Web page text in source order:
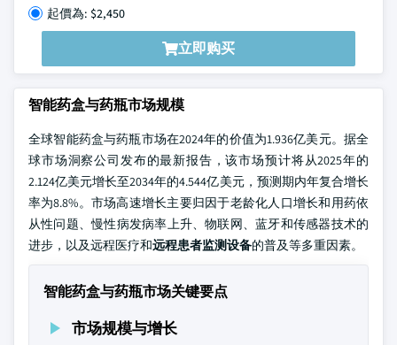
起價為: $2,450
立即购买
智能药盒与药瓶市场规模
全球智能药盒与药瓶市场在2024年的价值为1.936亿美元。据全
球市场洞察公司发布的最新报告，该市场预计将从2025年的
2.124亿美元增长至2034年的4.544亿美元，预测期内年复合增长
率为8.8%。市场高速增长主要归因于老龄化人口增长和用药依
从性问题、慢性病发病率上升、物联网、蓝牙和传感器技术的
进步，以及远程医疗和远程患者监测设备的普及等多重因素。
智能药盒与药瓶市场关键要点
市场规模与增长